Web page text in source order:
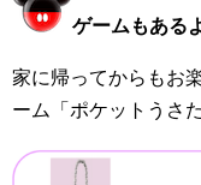
ゲームもある
家に帰ってからもお
ーム「ポケットうさた